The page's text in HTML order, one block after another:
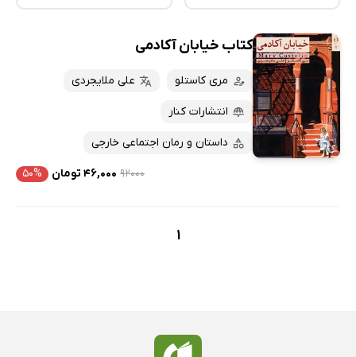
تازه‌ها
داغ‌ترین‌ها
پربحث‌ها
ارزان ترین‌ها
همه کتاب‌ها
کتاب‌های صوتی
کتاب‌های متنی
کتاب خیابان آکادمی
مری کاستلو علی ملایجردی
انتشارات کنار
داستان و رمان اجتماعی خارجی
۹۲۰۰۰ ۴۶,۰۰۰ تومان ۵۰%
1